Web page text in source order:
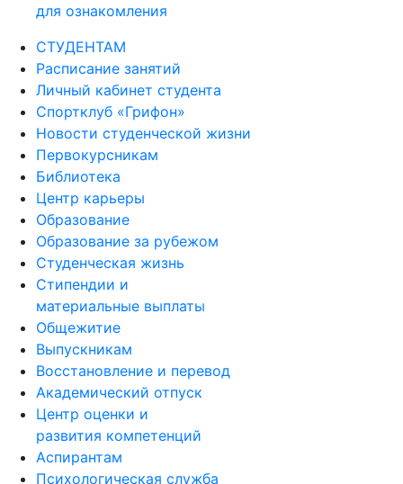
для ознакомления
СТУДЕНТАМ
Расписание занятий
Личный кабинет студента
Спортклуб «Грифон»
Новости студенческой жизни
Первокурсникам
Библиотека
Центр карьеры
Образование
Образование за рубежом
Студенческая жизнь
Стипендии и
материальные выплаты
Общежитие
Выпускникам
Восстановление и перевод
Академический отпуск
Центр оценки и
развития компетенций
Аспирантам
Психологическая служба